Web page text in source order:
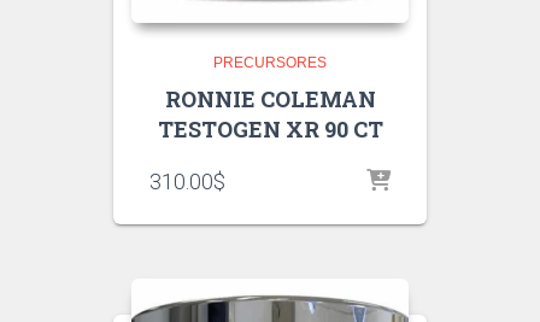
PRECURSORES
RONNIE COLEMAN
TESTOGEN XR 90 CT
310.00$